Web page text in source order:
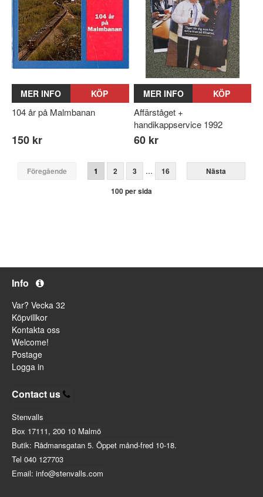
MER INFO KÖP
104 år på Malmbanan
150 kr
MER INFO KÖP
Affärståget +
handikappservice 1992
60 kr
Föregående 1 2 3 ... 16
Nästa
100 per sida
Info
Var? Vecka 32
Köpvillkor
Kontakta oss
Welcome!
Postage
Logga in
Contact us
Stenvalls
Box 17111, 200 10 Malmö
Butik: Rådmansgatan 5. Öppet månd-fred 10-18.
Tel 040 127703
Email: info@stenvalls.com